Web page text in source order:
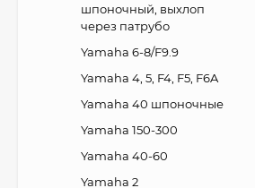
шпоночный, выхлоп
через патрубо
Yamaha 6-8/F9.9
Yamaha 4, 5, F4, F5, F6A
Yamaha 40 шпоночные
Yamaha 150-300
Yamaha 40-60
Yamaha 2